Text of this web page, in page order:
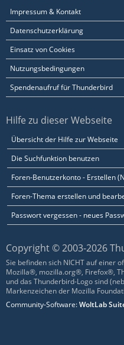
Impressum & Kontakt
Datenschutzerklärung
Einsatz von Cookies
Nutzungsbedingungen
Spendenaufruf für Thunderbird
Hilfe zu dieser Webseite
Übersicht der Hilfe zur Webseite
Die Suchfunktion benutzen
Foren-Benutzerkonto - Erstellen
Foren-Thema erstellen und
Passwort vergessen - neues
Copyright © 2003-2026
Sie befinden sich NICHT auf einer
Mozilla®, mozilla.org®, Firefox®,
und das Thunderbird-Logo sind
Markenzeichen der Mozilla
Community-Software:WoltLab